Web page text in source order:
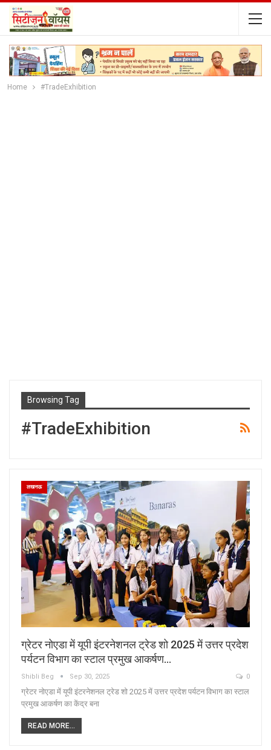
Home #TradeExhibition
Browsing Tag
#TradeExhibition
लखनऊ
ग्रेटर नोएडा में यूपी इंटरनेशनल ट्रेड शो 2025 में उत्तर प्रदेश
पर्यटन विभाग का स्टाल प्रमुख आकर्षण…
Shibli Beg Sep 30, 2025 0
ग्रेटर नोएडा में यूपी इंटरनेशनल ट्रेड शो 2025 में उत्तर प्रदेश पर्यटन विभाग का स्टाल
प्रमुख आकर्षण का केंद्र बना
READ MORE...